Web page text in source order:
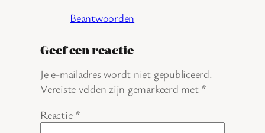
Beantwoorden
Geef een reactie
Je e-mailadres wordt niet gepubliceerd.
Vereiste velden zijn gemarkeerd met *
Reactie *